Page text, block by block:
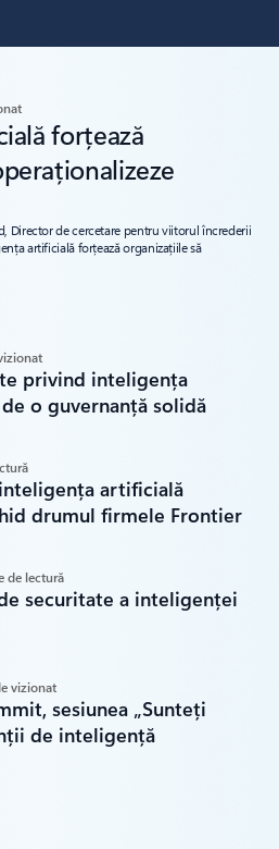
forțează
Director de cercetare pentru viitorul încrederii
artificială forțează organizațiile să
privind inteligența
o guvernanță solidă
artificială
drumul firmele Frontier
de lectură
securitate a inteligenței
vizionat
sesiunea „Sunteți
de inteligență